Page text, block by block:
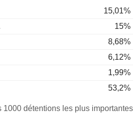
15,01%
15%
8,68%
6,12%
1,99%
53,2%
1000 détentions les plus importantes